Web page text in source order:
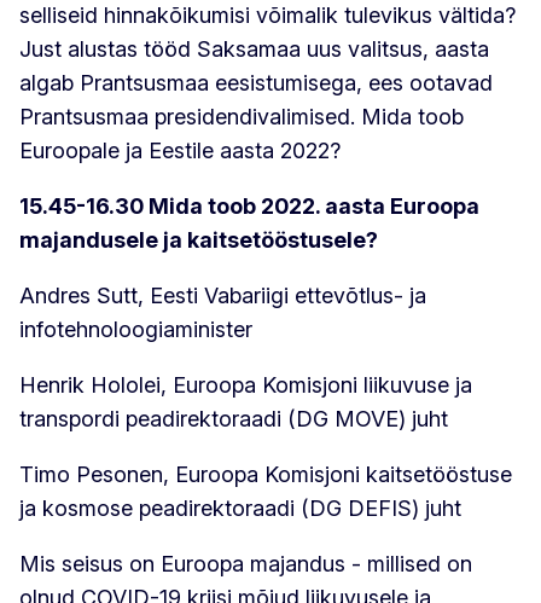
selliseid hinnakõikumisi võimalik tulevikus vältida?
Just alustas tööd Saksamaa uus valitsus, aasta
algab Prantsusmaa eesistumisega, ees ootavad
Prantsusmaa presidendivalimised. Mida toob
Euroopale ja Eestile aasta 2022?
15.45-16.30 Mida toob 2022. aasta Euroopa
majandusele ja kaitsetööstusele?
Andres Sutt, Eesti Vabariigi ettevõtlus- ja
infotehnoloogiaminister
Henrik Hololei, Euroopa Komisjoni liikuvuse ja
transpordi peadirektoraadi (DG MOVE) juht
Timo Pesonen, Euroopa Komisjoni kaitsetööstuse
ja kosmose peadirektoraadi (DG DEFIS) juht
Mis seisus on Euroopa majandus - millised on
olnud COVID-19 kriisi mõjud liikuvusele ja